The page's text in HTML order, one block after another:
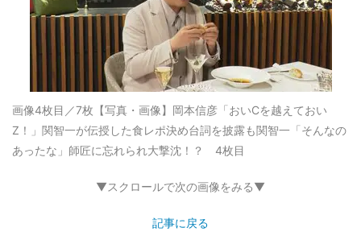
画像4枚目／7枚 【写真・画像】岡本信彦「おいCを越えておい
Z！」関智一が伝授した食レポ決め台詞を披露も関智一「そんなの
あったな」師匠に忘れられ大撃沈！？ 4枚目
▼スクロールで次の画像をみる▼
記事に戻る